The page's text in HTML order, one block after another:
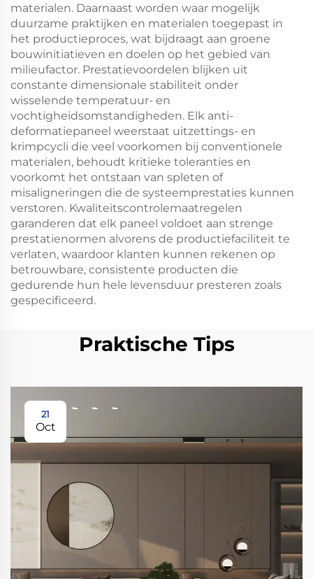
materialen. Daarnaast worden waar mogelijk
duurzame praktijken en materialen toegepast in
het productieproces, wat bijdraagt aan groene
bouwinitiatieven en doelen op het gebied van
milieufactor. Prestatievoordelen blijken uit
constante dimensionale stabiliteit onder
wisselende temperatuur- en
vochtigheidsomstandigheden. Elk anti-
deformatiepaneel weerstaat uitzettings- en
krimpcycli die veel voorkomen bij conventionele
materialen, behoudt kritieke toleranties en
voorkomt het ontstaan van spleten of
misaligneringen die de systeemprestaties kunnen
verstoren. Kwaliteitscontrolemaatregelen
garanderen dat elk paneel voldoet aan strenge
prestatienormen alvorens de productiefaciliteit te
verlaten, waardoor klanten kunnen rekenen op
betrouwbare, consistente producten die
gedurende hun hele levensduur presteren zoals
gespecificeerd.
Praktische Tips
21
Oct